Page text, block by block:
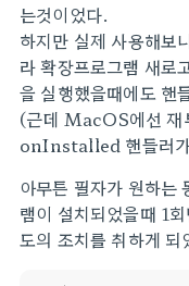
는것이었다.
하지만 실제 사용해
라 확장프로그램 새로
을 실행했을때에도 핸
(근데 MacOS에선 재
onInstalled 핸들러
아무튼 필자가 원하는
램이 설치되었을때 1
도의 조치를 취하게 되